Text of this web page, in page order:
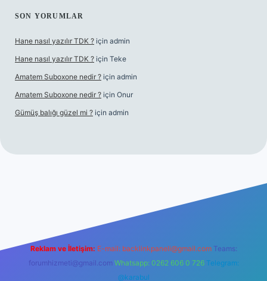
SON YORUMLAR
Hane nasıl yazılır TDK ? için admin
Hane nasıl yazılır TDK ? için Teke
Amatem Suboxone nedir ? için admin
Amatem Suboxone nedir ? için Onur
Gümüş balığı güzel mi ? için admin
Reklam ve İletişim: E-mail: backlinkpaneli@gmail.com Teams:
forumhizmeti@gmail.com Whatsapp: 0262 606 0 726 Telegram:
@karabul